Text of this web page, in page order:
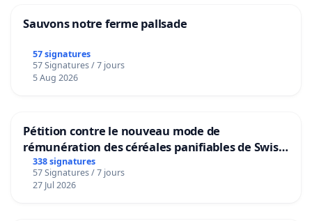
Sauvons notre ferme pallsade
57 signatures
57 Signatures / 7 jours
5 Aug 2026
Pétition contre le nouveau mode de
rémunération des céréales panifiables de Swiss
granum basé sur la teneur en protéines
338 signatures
57 Signatures / 7 jours
27 Jul 2026